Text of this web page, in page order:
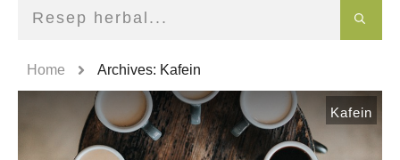
Home Archives: Kafein
Kafein